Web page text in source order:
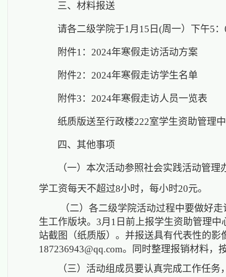
三、 材料报送
请各二级学院于1月1 5 日(周一）下午5：
附件1：2024年寒假走访活动方案
附件2：2024年寒假走访学生名单
附件3：2024年寒假走访人员一览表
纸质版送至行政楼222室学生资助管理
四、 其他事项
（一） 本次活动参照社会实践活动管理
学工资每天不超过8小时， 每小时20元。
（二） 各二级学院活动过程中要做好
生工作版块。 3月 1 日前 上报学生资助管理
站截图（纸质版）。 并报送具有代表性的影
187236943@qq.com。
同时整理报销材料，
（三） 活动组成员要认真完成工作任务